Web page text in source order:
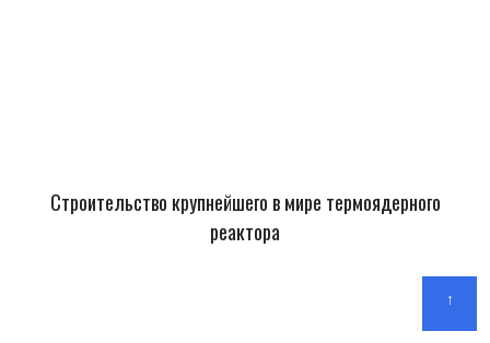
Строительство крупнейшего в мире термоядерного
реактора
↑